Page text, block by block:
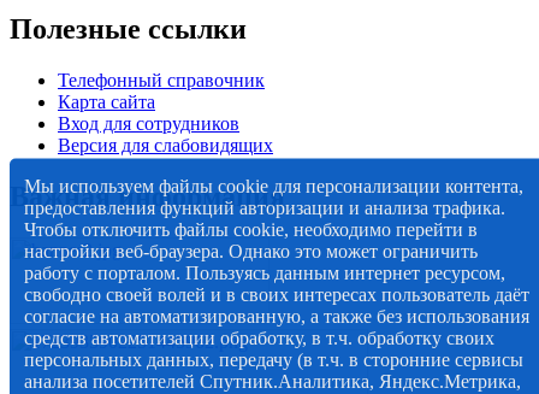
Полезные ссылки
Телефонный справочник
Карта сайта
Вход для сотрудников
Версия для слабовидящих
Важная информация
Мы используем файлы cookie для персонализации контента,
предоставления функций авторизации и анализа трафика.
Чтобы отключить файлы cookie, необходимо перейти в
настройки веб-браузера. Однако это может ограничить
работу с порталом. Пользуясь данным интернет ресурсом,
свободно своей волей и в своих интересах пользователь даёт
согласие на автоматизированную, а также без использования
средств автоматизации обработку, в т.ч. обработку своих
персональных данных, передачу (в т.ч. в сторонние сервисы
анализа посетителей Спутник.Аналитика, Яндекс.Метрика,